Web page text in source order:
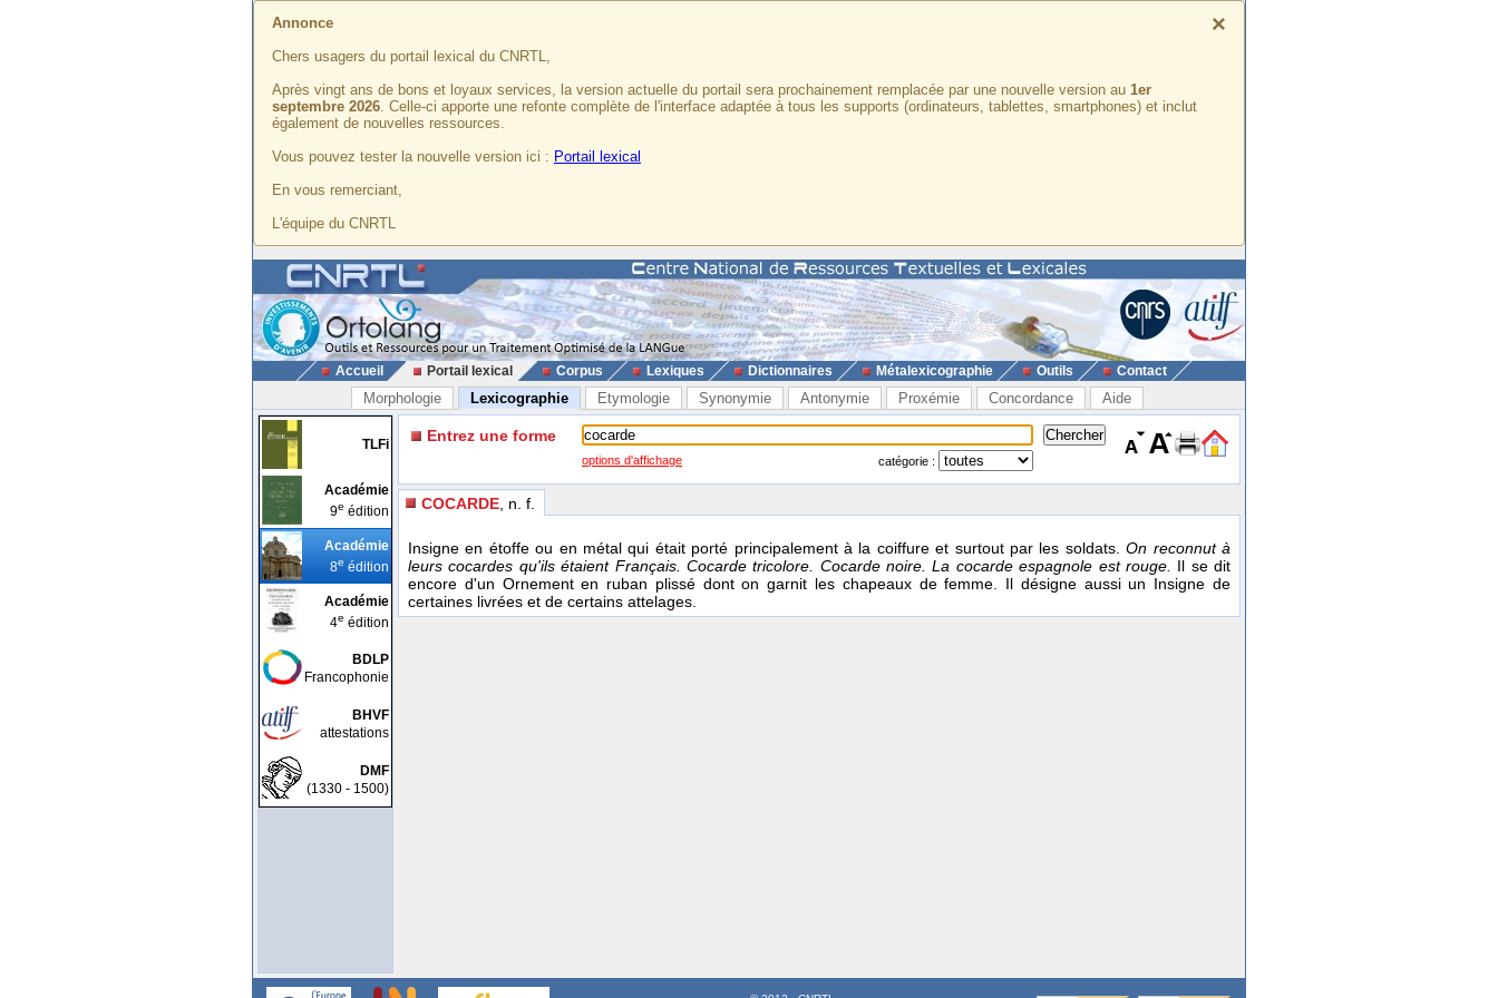
×
Annonce
Chers usagers du portail lexical du CNRTL,
Après vingt ans de bons et loyaux services, la version actuelle du portail sera prochainement remplacée par une nouvelle version au 1er
septembre 2026. Celle-ci apporte une refonte complète de l'interface adaptée à tous les supports (ordinateurs, tablettes, smartphones) et inclut
également de nouvelles ressources.
Vous pouvez tester la nouvelle version ici : Portail lexical
En vous remerciant,
L'équipe du CNRTL
Accueil Portail lexical Corpus Lexiques Dictionnaires Métalexicographie Outils Contact
Morphologie Lexicographie Etymologie Synonymie Antonymie Proxémie Concordance Aide
TLFi
Académie
9e édition
Académie
8e édition
Académie
4e édition
BDLP
Francophonie
BHVF
attestations
DMF
(1330 - 1500)
Entrez une forme
options d'affichage catégorie :
COCARDE , n. f.
Insigne en étoffe ou en métal qui était porté principalement à la coiffure et surtout par les soldats.On reconnut à
leurs cocardes qu'ils étaient Français. Cocarde tricolore. Cocarde noire. La cocarde espagnole est rouge. Il se dit
encore d'un Ornement en ruban plissé dont on garnit les chapeaux de femme. Il désigne aussi un Insigne de
certaines livrées et de certains attelages.